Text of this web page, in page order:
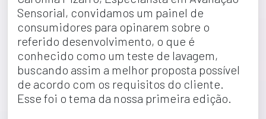
Sensorial, convidamos um painel de
consumidores para opinarem sobre o
referido desenvolvimento, o que é
conhecido como um teste de lavagem,
buscando assim a melhor proposta possível
de acordo com os requisitos do cliente.
Esse foi o tema da nossa primeira edição.